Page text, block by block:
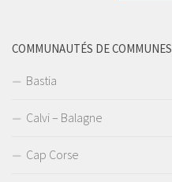
COMMUNAUTÉS DE COMMUNES
Bastia
Calvi – Balagne
Cap Corse